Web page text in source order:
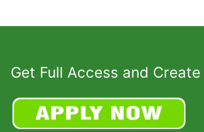
Get Full Access and